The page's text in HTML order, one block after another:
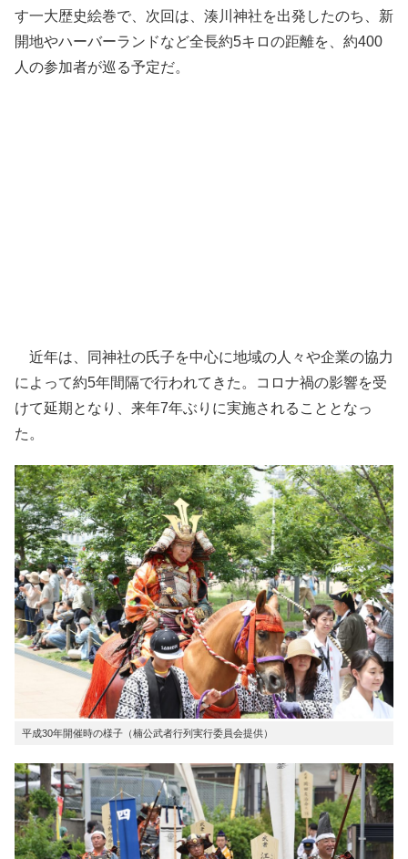
す一大歴史絵巻で、次回は、湊川神社を出発したのち、新
開地やハーバーランドなど全長約5キロの距離を、約400
人の参加者が巡る予定だ。
近年は、同神社の氏子を中心に地域の人々や企業の協力
によって約5年間隔で行われてきた。コロナ禍の影響を受
けて延期となり、来年7年ぶりに実施されることとなっ
た。
平成30年開催時の様子（楠公武者行列実行委員会提供）